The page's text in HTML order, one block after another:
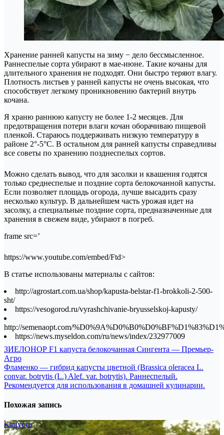
Хранение ранней капусты на зиму − дело бессмысленное.
Раннеспелые сорта убирают в мае-июне. Такие кочаны для
длительного хранения не подходят. Они быстро теряют влагу.
Плотность листьев у ранней капусты не очень высокая, что
способствует легкому проникновению бактерий внутрь
кочана.
Я храню раннюю капусту не более 1-2 месяцев. Для
предотвращения потери влаги кочан оборачиваю пищевой
пленкой. Стараюсь поддерживать низкую температуру в
районе 2°-5°С. В остальном для ранней капусты справедливы
все советы по хранению позднеспелых сортов.
Можно сделать вывод, что для засолки и квашения годятся
только среднеспелые и поздние сорта белокочанной капусты.
Если позволяет площадь огорода, лучше высадить сразу
несколько культур. В дальнейшем часть урожая идет на
засолку, а специальные поздние сорта, предназначенные для
хранения в свежем виде, убирают в погреб.
frame src=’
https://www.youtube.com/embed/Ftd>
В статье использованы материалы с сайтов:
http://agrostart.com.ua/shop/kapusta-belstar-f1-brokkoli-2-500-
sht/
https://vesogorod.ru/vyrashchivanie-bryusselskoj-kapusty/
http://semenaopt.com/
https://news.myseldon.com/ru/news/index/232977009
Навигация
по
записям
ЗИЕЛОНОР F1 капуста белокочанная Сингента — Премьер-
Агро
Фламенко — гибрид капусты цветной (Brassica oleracea L.
convar. botrytis (L.) Alef. var. botrytis). Раннеспелый.
Рекомендуется для использования в домашней кулинарии.
Похожая запись
Капуста